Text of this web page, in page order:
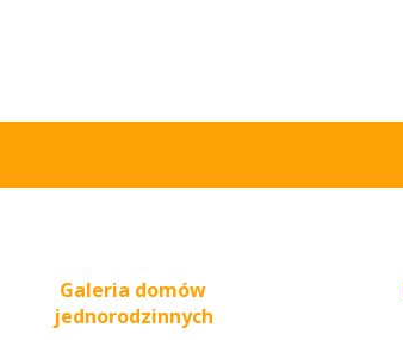
Galeria domów
jednorodzinnych